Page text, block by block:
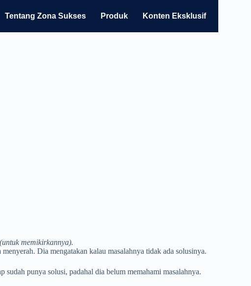
Tentang Zona Sukses Produk Konten Eksklusif
memikirkannya).
Dia mengatakan kalau masalahnya tidak ada solusinya.
punya solusi, padahal dia belum memahami masalahnya.